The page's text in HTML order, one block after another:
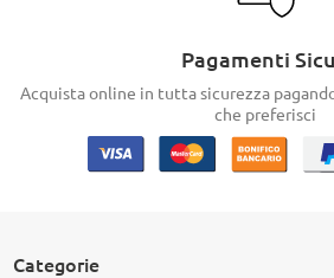
Pagamenti
Acquista online in tutta sicurezza
che preferisci
Categorie